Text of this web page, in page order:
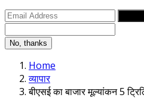
No, thanks
Home
व्यापार
बीएसई का बाजार मूल्यांकन 5